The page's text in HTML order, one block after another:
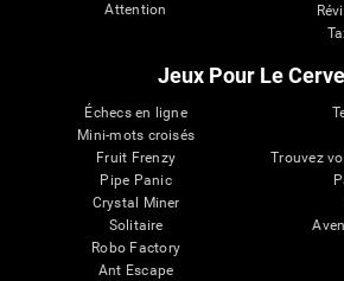
Attention
Jeux Pour Le
Échecs en ligne
Mini-mots croisés
Fruit Frenzy
Pipe Panic
Crystal Miner
Solitaire
Robo Factory
Ant Escape
Trouvez